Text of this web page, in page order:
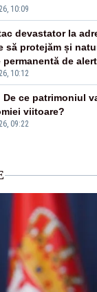
10:09
10:12
devastator la
să protejăm și
de
09:22
De ce patrimoniul
viitoare?